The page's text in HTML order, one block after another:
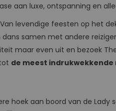
aan luxe, ontspanning en
Van levendige feesten op het
samen met andere
maar even uit en bezoek
de meest
hoek aan boord van de Lady